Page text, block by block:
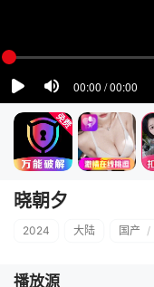
晓朝夕
2024 大陆 国产 /
播放源